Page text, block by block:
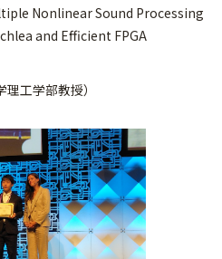
Nonlinear Sound Processing
and Efficient FPGA
工学部教授）